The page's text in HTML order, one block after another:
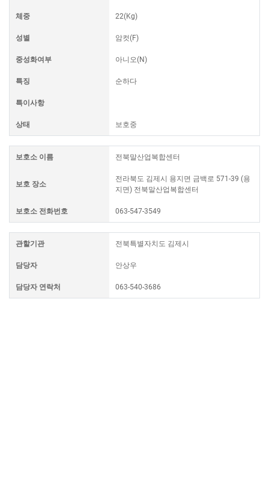
체중 22(Kg)
성별 암컷(F)
중성화여부 아니오(N)
특징 순하다
특이사항
상태 보호중
보호소 이름 전북말산업복합센터
보호 장소
전라북도 김제시 용지면 금백로 571-39 (용
지면) 전북말산업복합센터
보호소 전화번호 063-547-3549
관할기관 전북특별자치도 김제시
담당자 안상우
담당자 연락처 063-540-3686